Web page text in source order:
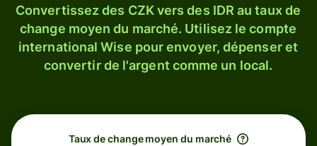
Convertissez des CZK vers des IDR au taux de
change moyen du marché. Utilisez le compte
international Wise pour envoyer, dépenser et
convertir de l'argent comme un local.
Taux de change moyen du marché